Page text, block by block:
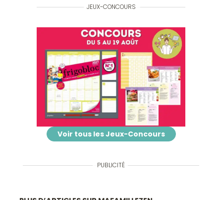
JEUX-CONCOURS
Voir tous les Jeux-Concours
PUBLICITÉ